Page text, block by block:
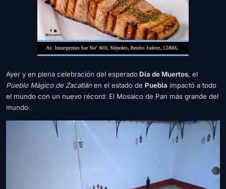
Ayer y en plena celebración del esperadoDía de Muertos, el
Pueblo Mágico de Zacatlán en el estado de Puebla impactó a todo
el mundo con un nuevo récord: El Mosaico de Pan más grande del
mundo.